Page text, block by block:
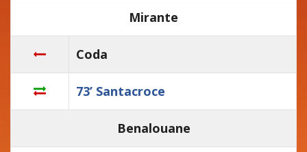
Mirante
Coda
73’ Santacroce
Benalouane